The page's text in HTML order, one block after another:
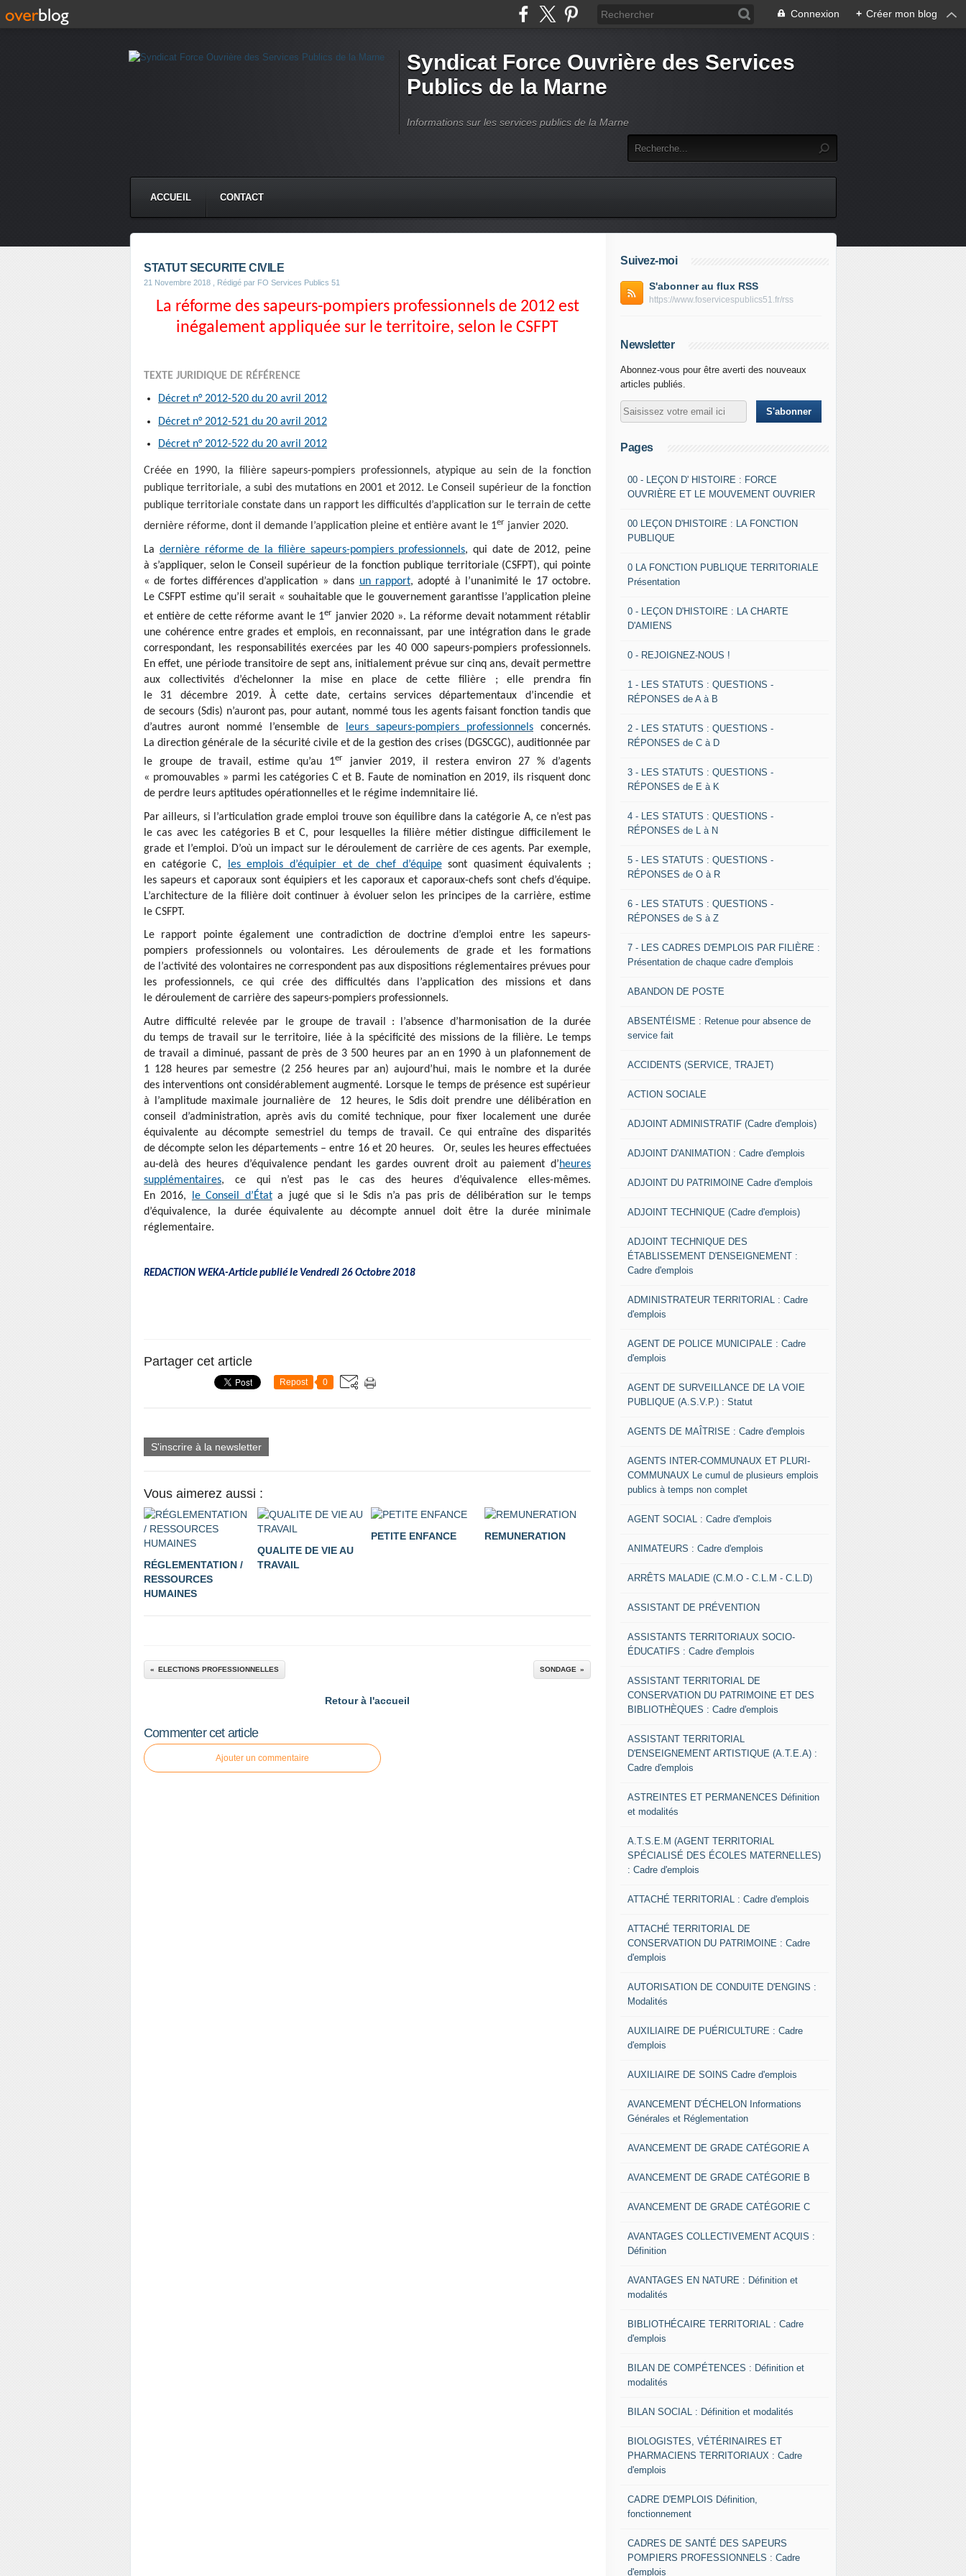
Connexion + Créer mon blog
Syndicat Force Ouvrière des Services
Publics de la Marne
Informations sur les services publics de la Marne
ACCUEIL CONTACT
STATUT SECURITE CIVILE
21 Novembre 2018 , Rédigé par FO Services Publics 51
La réforme des sapeurs-pompiers professionnels de 2012 est
inégalement appliquée sur le territoire, selon le CSFPT
TEXTE JURIDIQUE DE RÉFÉRENCE
Décret n° 2012-520 du 20 avril 2012
Décret n° 2012-521 du 20 avril 2012
Décret n° 2012-522 du 20 avril 2012
Créée en 1990, la filière sapeurs-pompiers professionnels, atypique au sein de la fonction
publique territoriale, a subi des mutations en 2001 et 2012. Le Conseil supérieur de la fonction
publique territoriale constate dans un rapport les difficultés d’application sur le terrain de cette
dernière réforme, dont il demande l’application pleine et entière avant le 1er janvier 2020.
La dernière réforme de la filière sapeurs-pompiers professionnels, qui date de 2012, peine
à s’appliquer, selon le Conseil supérieur de la fonction publique territoriale (CSFPT), qui pointe
« de fortes différences d’application » dans un rapport, adopté à l’unanimité le 17 octobre.
Le CSFPT estime qu’il serait « souhaitable que le gouvernement garantisse l’application pleine
et entière de cette réforme avant le 1er janvier 2020 ». La réforme devait notamment rétablir
une cohérence entre grades et emplois, en reconnaissant, par une intégration dans le grade
correspondant, les responsabilités exercées par les 40 000 sapeurs-pompiers professionnels.
En effet, une période transitoire de sept ans, initialement prévue sur cinq ans, devait permettre
aux collectivités d’échelonner la mise en place de cette filière ; elle prendra fin
le 31 décembre 2019. À cette date, certains services départementaux d’incendie et
de secours (Sdis) n’auront pas, pour autant, nommé tous les agents faisant fonction tandis que
d’autres auront nommé l’ensemble de
leurs sapeurs-pompiers professionnels concernés.
La direction générale de la sécurité civile et de la gestion des crises (DGSCGC), auditionnée par
le groupe de travail, estime qu’au 1er
janvier 2019, il restera environ 27 % d’agents
« promouvables » parmi les catégories C et B. Faute de nomination en 2019, ils risquent donc
de perdre leurs aptitudes opérationnelles et le régime indemnitaire lié.
Par ailleurs, si l’articulation grade emploi trouve son équilibre dans la catégorie A, ce n’est pas
le cas avec les catégories B et C, pour lesquelles la filière métier distingue difficilement le
grade et l’emploi. D’où un impact sur le déroulement de carrière de ces agents. Par exemple,
en catégorie C,
les emplois d’équipier et de chef d’équipesont quasiment équivalents ;
les sapeurs et caporaux sont équipiers et les caporaux et caporaux-chefs sont chefs d’équipe.
L’architecture de la filière doit continuer à évoluer selon les principes de la carrière, estime
le CSFPT.
Le rapport pointe également une contradiction de doctrine d’emploi entre les sapeurs-
pompiers professionnels ou volontaires. Les déroulements de grade et les formations
de l’activité des volontaires ne correspondent pas aux dispositions réglementaires prévues pour
les professionnels, ce qui crée des difficultés dans l’application des missions et dans
le déroulement de carrière des sapeurs-pompiers professionnels.
Autre difficulté relevée par le groupe de travail : l’absence d’harmonisation de la durée
du temps de travail sur le territoire, liée à la spécificité des missions de la filière. Le temps
de travail a diminué, passant de près de 3 500 heures par an en 1990 à un plafonnement de
1 128 heures par semestre (2 256 heures par an) aujourd’hui, mais le nombre et la durée
des interventions ont considérablement augmenté. Lorsque le temps de présence est supérieur
à l’amplitude maximale journalière de 12 heures, le Sdis doit prendre une délibération en
conseil d’administration, après avis du comité technique, pour fixer localement une durée
équivalente au décompte semestriel du temps de travail. Ce qui entraîne des disparités
de décompte selon les départements – entre 16 et 20 heures.
Or, seules les heures effectuées
au-del à des heures d’équivalence pendant les gardes ouvrent droit au paiement d’heures
supplémentaires, ce qui n’est pas le cas des heures d’équivalence elles-mêmes.
En 2016,
le Conseil d’Étata jugé que si le Sdis n’a pas pris de délibération sur le temps
d’équivalence, la durée équivalente au décompte annuel doit être la durée minimale
réglementaire.
REDACTION WEKA-Article publié le Vendredi 26 Octobre 2018
Partager cet article
Repost 0
S'inscrire à la newsletter
Vous aimerez aussi :
RÉGLEMENTATION /
RESSOURCES
HUMAINES
QUALITE DE VIE AU
TRAVAIL
PETITE ENFANCE REMUNERATION
ELECTIONS PROFESSIONNELLES SONDAGE
Retour à l'accueil
Commenter cet article
Ajouter un commentaire
Suivez-moi
S'abonner au flux RSS
https://www.foservicespublics51.fr/rss
Newsletter
Abonnez-vous pour être averti des nouveaux
articles publiés.
Pages
00 - LEÇON D' HISTOIRE : FORCE
OUVRIÈRE ET LE MOUVEMENT OUVRIER
00 LEÇON D'HISTOIRE : LA FONCTION
PUBLIQUE
0 LA FONCTION PUBLIQUE TERRITORIALE
Présentation
0 - LEÇON D'HISTOIRE : LA CHARTE
D'AMIENS
0 - REJOIGNEZ-NOUS !
1 - LES STATUTS : QUESTIONS -
RÉPONSES de A à B
2 - LES STATUTS : QUESTIONS -
RÉPONSES de C à D
3 - LES STATUTS : QUESTIONS -
RÉPONSES de E à K
4 - LES STATUTS : QUESTIONS -
RÉPONSES de L à N
5 - LES STATUTS : QUESTIONS -
RÉPONSES de O à R
6 - LES STATUTS : QUESTIONS -
RÉPONSES de S à Z
7 - LES CADRES D'EMPLOIS PAR FILIÈRE :
Présentation de chaque cadre d'emplois
ABANDON DE POSTE
ABSENTÉISME : Retenue pour absence de
service fait
ACCIDENTS (SERVICE, TRAJET)
ACTION SOCIALE
ADJOINT ADMINISTRATIF (Cadre d'emplois)
ADJOINT D'ANIMATION : Cadre d'emplois
ADJOINT DU PATRIMOINE Cadre d'emplois
ADJOINT TECHNIQUE (Cadre d'emplois)
ADJOINT TECHNIQUE DES
ÉTABLISSEMENT D'ENSEIGNEMENT :
Cadre d'emplois
ADMINISTRATEUR TERRITORIAL : Cadre
d'emplois
AGENT DE POLICE MUNICIPALE : Cadre
d'emplois
AGENT DE SURVEILLANCE DE LA VOIE
PUBLIQUE (A.S.V.P.) : Statut
AGENTS DE MAÎTRISE : Cadre d'emplois
AGENTS INTER-COMMUNAUX ET PLURI-
COMMUNAUX Le cumul de plusieurs emplois
publics à temps non complet
AGENT SOCIAL : Cadre d'emplois
ANIMATEURS : Cadre d'emplois
ARRÊTS MALADIE (C.M.O - C.L.M - C.L.D)
ASSISTANT DE PRÉVENTION
ASSISTANTS TERRITORIAUX SOCIO-
ÉDUCATIFS : Cadre d'emplois
ASSISTANT TERRITORIAL DE
CONSERVATION DU PATRIMOINE ET DES
BIBLIOTHÈQUES : Cadre d'emplois
ASSISTANT TERRITORIAL
D'ENSEIGNEMENT ARTISTIQUE (A.T.E.A) :
Cadre d'emplois
ASTREINTES ET PERMANENCES Définition
et modalités
A.T.S.E.M (AGENT TERRITORIAL
SPÉCIALISÉ DES ÉCOLES MATERNELLES)
: Cadre d'emplois
ATTACHÉ TERRITORIAL : Cadre d'emplois
ATTACHÉ TERRITORIAL DE
CONSERVATION DU PATRIMOINE : Cadre
d'emplois
AUTORISATION DE CONDUITE D'ENGINS :
Modalités
AUXILIAIRE DE PUÉRICULTURE : Cadre
d'emplois
AUXILIAIRE DE SOINS Cadre d'emplois
AVANCEMENT D'ÉCHELON Informations
Générales et Réglementation
AVANCEMENT DE GRADE CATÉGORIE A
AVANCEMENT DE GRADE CATÉGORIE B
AVANCEMENT DE GRADE CATÉGORIE C
AVANTAGES COLLECTIVEMENT ACQUIS :
Définition
AVANTAGES EN NATURE : Définition et
modalités
BIBLIOTHÉCAIRE TERRITORIAL : Cadre
d'emplois
BILAN DE COMPÉTENCES : Définition et
modalités
BILAN SOCIAL : Définition et modalités
BIOLOGISTES, VÉTÉRINAIRES ET
PHARMACIENS TERRITORIAUX : Cadre
d'emplois
CADRE D'EMPLOIS Définition,
fonctionnement
CADRES DE SANTÉ DES SAPEURS
POMPIERS PROFESSIONNELS : Cadre
d'emplois